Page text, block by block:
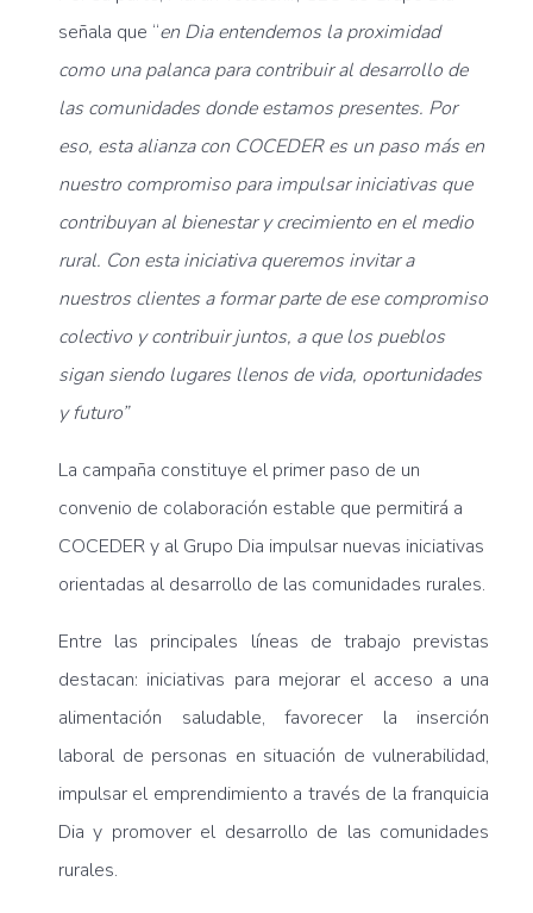
señala que “en Dia entendemos la proximidad
como una palanca para contribuir al desarrollo de
las comunidades donde estamos presentes. Por
eso, esta alianza con COCEDER es un paso más en
nuestro compromiso para impulsar iniciativas que
contribuyan al bienestar y crecimiento en el medio
rural. Con esta iniciativa queremos invitar a
nuestros clientes a formar parte de ese compromiso
colectivo y contribuir juntos, a que los pueblos
sigan siendo lugares llenos de vida, oportunidades
y futuro”
La campaña constituye el primer paso de un
convenio de colaboración estable que permitirá a
COCEDER y al Grupo Dia impulsar nuevas iniciativas
orientadas al desarrollo de las comunidades rurales.
Entre las principales líneas de trabajo previstas
destacan: iniciativas para mejorar el acceso a una
alimentación saludable, favorecer la inserción
laboral de personas en situación de vulnerabilidad,
impulsar el emprendimiento a través de la franquicia
Dia y promover el desarrollo de las comunidades
rurales.